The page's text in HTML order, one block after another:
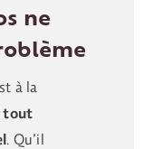
ne
à la
tout
. Qu’il